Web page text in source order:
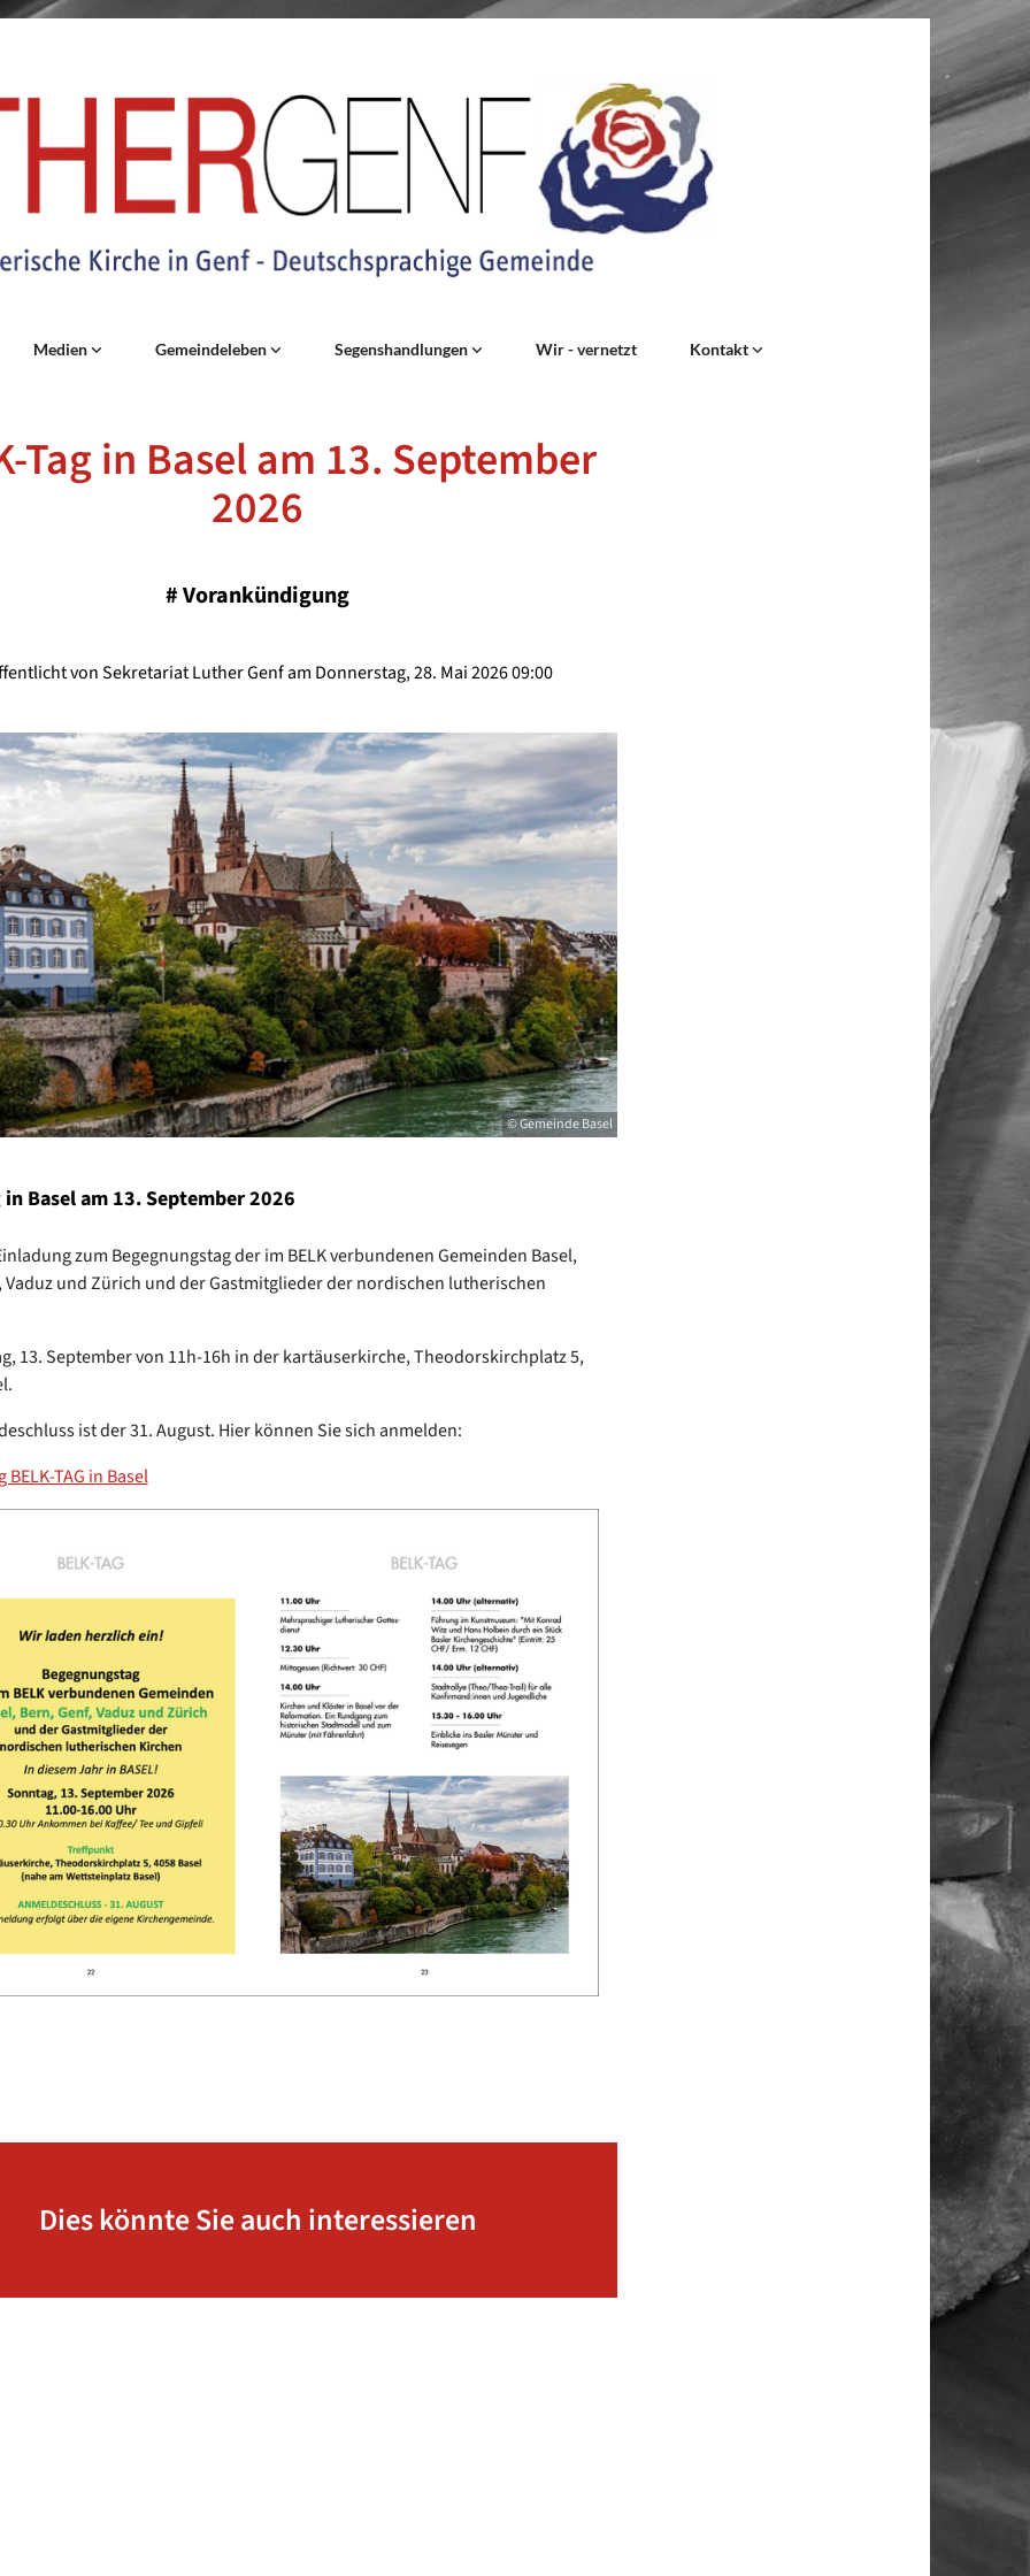
Medien Gemeindeleben Segenshandlungen Wir - vernetzt Kontakt
Tag in Basel am 13. September
2026
#Vorankündigung
von Sekretariat Luther Genf am Donnerstag, 28. Mai 2026 09:00
© Gemeinde Basel
in Basel am 13. September 2026
zum Begegnungstag der im BELK verbundenen Gemeinden Basel,
Vaduz und Zürich und der Gastmitglieder der nordischen lutherischen
13. September von 11h-16h in der kartäuserkirche, Theodorskirchplatz 5,
ist der 31. August. Hier können Sie sich anmelden:
TAG in Basel
Dies könnte Sie auch interessieren